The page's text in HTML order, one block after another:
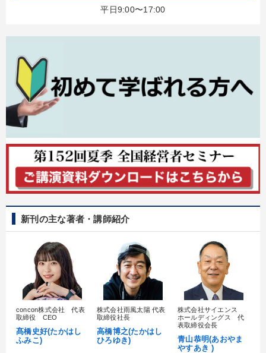
平日9:00〜17:00
新刊の主な著者・講師紹介
concon株式会社 代表
取締役 CEO
髙橋史好(たかはし
ふみこ)
株式会社雨風太陽 代表
取締役社長
高橋博之(たかはし
ひろゆき)
株式会社サイエンス
ホールディングス 代
表取締役会長
青山恭明(あおやま
やすあき )